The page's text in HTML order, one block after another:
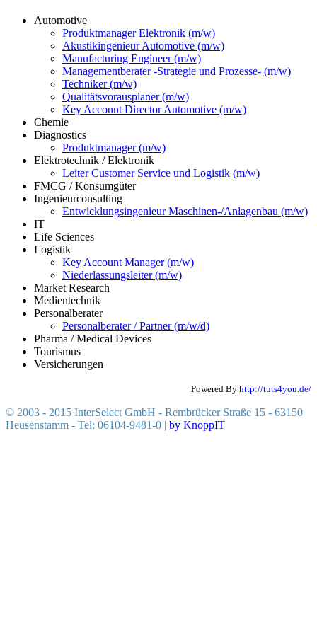
Automotive
Produktmanager Elektronik (m/w)
Akustikingenieur Automotive (m/w)
Manufacturing Engineer (m/w)
Managementberater -Strategie und Prozesse- (m/w)
Techniker (m/w)
Qualitätsvorausplaner (m/w)
Key Account Director Automotive (m/w)
Chemie
Diagnostics
Produktmanager (m/w)
Elektrotechnik / Elektronik
Leiter Customer Service und Logistik (m/w)
FMCG / Konsumgüter
Ingenieurconsulting
Entwicklungsingenieur Maschinen-/Anlagenbau (m/w)
IT
Life Sciences
Logistik
Key Account Manager (m/w)
Niederlassungsleiter (m/w)
Market Research
Medientechnik
Personalberater
Personalberater / Partner (m/w/d)
Pharma / Medical Devices
Tourismus
Versicherungen
Powered By http://tuts4you.de/
© 2003 - 2015 InterSelect GmbH - Rembrücker Straße 15 - 63150
Heusenstamm - Tel: 06104-9481-0 | by KnoppIT